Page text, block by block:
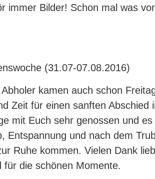
immer Bilder! Schon mal was
(31.07-07.08.2016)
kamen auch schon
Zeit für einen sanften Abschied
mit Euch sehr genossen und
Entspannung und nach dem
Ruhe kommen. Vielen Dank
für die schönen Momente.